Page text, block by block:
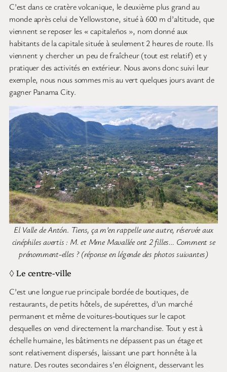
C’est dans ce cratère volcanique, le deuxième plus grand au
monde après celui de Yellowstone, situé à 600 m d’altitude, que
viennent se reposer les « capitaleños », nom donné aux
habitants de la capitale située à seulement 2 heures de route. Ils
viennent y chercher un peu de fraîcheur (tout est relatif) et y
pratiquer des activités en extérieur. Nous avons donc suivi leur
exemple, nous nous sommes mis au vert quelques jours avant de
gagner Panama City.
El Valle de Antón. Tiens, ça m’en rappelle une autre, réservée aux
cinéphiles avertis : M. et Mme Mavallée ont 2 filles… Comment se
prénomment-elles ? (réponse en légende des photos suivantes)
◊ Le centre-ville
C’est une longue rue principale bordée de boutiques, de
restaurants, de petits hôtels, de supérettes, d’un marché
permanent et même de voitures-boutiques sur le capot
desquelles on vend directement la marchandise. Tout y est à
échelle humaine, les bâtiments ne dépassent pas un étage et
sont relativement dispersés, laissant une part honnête à la
nature. Des routes secondaires s’en éloignent, desservant les